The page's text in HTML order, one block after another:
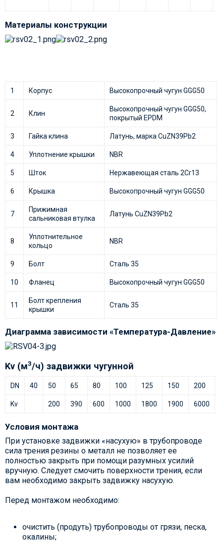
Материалы конструкции
1 Корпус Высокопрочный чугун GGG50
2 Клин
Высокопрочный чугун GGG50,
покрытый EPDM
3 Гайка клина Латунь, марка CuZN39Pb2
4 Уплотнение крышки NBR
5 Шток Нержавеющая сталь 2Cr13
6 Крышка Высокопрочный чугун GGG50
7
Прижимная
сальниковая втулка
Латунь CuZN39Pb2
8
Уплотнительное
кольцо
NBR
9 Болт Сталь 35
10 Фланец Высокопрочный чугун GGG50
11
Болт крепления
крышки
Сталь 35
Диаграмма зависимости «Температура-Давление»
Kv (м3/ч) задвижки чугунной
DN 40 50 65 80 100 125 150 200
Kv 200 390 600 1000 1800 1900 6000
Условия монтажа
При установке задвижки «насухую» в трубопроводе
сила трения резины о металл не позволяет ее
полностью закрыть при помощи разумных усилий
вручную. Следует смочить поверхности трения, если
вам необходимо закрыть задвижку насухую.
Перед монтажом необходимо:
очистить (продуть) трубопроводы от грязи, песка,
окалины;